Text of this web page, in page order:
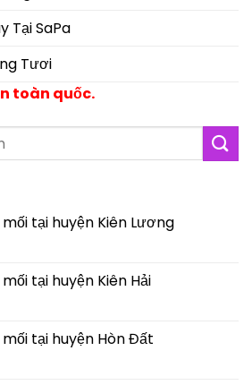
Tại SaPa
Tươi
toàn quốc.
tại huyện Kiên Lương
tại huyện Kiên Hải
tại huyện Hòn Đất